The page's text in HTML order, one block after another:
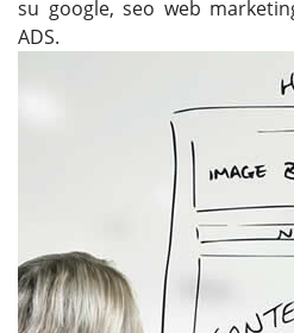
su google, seo web
ADS.